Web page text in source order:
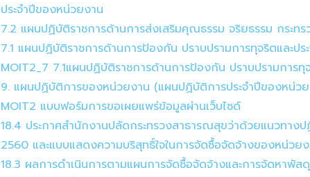
ประจำปีของหน่วยงาน
7.2 แผนปฏิบัติราชการด้านการส่งเสริมคุณธรรม จริยธรรม กระ
7.1 แผนปฏิบัติราชการด้านการป้องกัน ปราบปรามการทุจริตและ
MOIT2_7 7.1แผนปฏิบัติราชการด้านการป้องกัน ปราบปรามกา
9. แผนปฏิบัติการของหน่วยงาน (แผนปฏิบัติการประจำปีของหน่ว
MOIT2 แบบฟอร์มการขอเผยแพร่ข้อมูลผ่านเว็บไซด์
18.4 ประกาศสำนักงานปลัดกระทรวงสาธารณสุขว่าด้วยแนวทา
2560 และแบบแสดงความบริสุทธิ์ใจในการจัดซื้อจัดจ้างของหน่วย
18.3 ผลการดำเนินการตามแผนการจัดซื้อจัดจ้างและการจัดหาพั